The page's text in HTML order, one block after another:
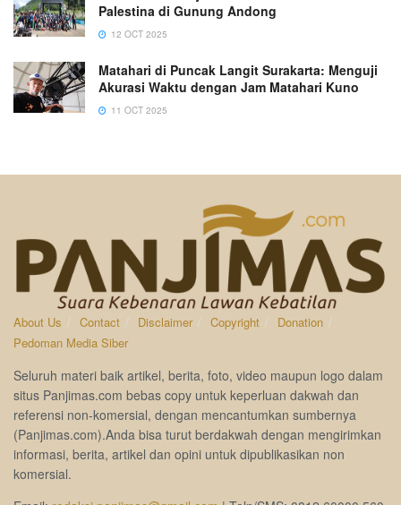
Palestina di Gunung Andong
12 OCT 2025
Matahari di Puncak Langit Surakarta: Menguji
Akurasi Waktu dengan Jam Matahari Kuno
11 OCT 2025
About Us Contact Disclaimer Copyright
Donation
Pedoman Media Siber
Seluruh materi baik artikel, berita, foto, video maupun logo dalam
situs Panjimas.com bebas copy untuk keperluan dakwah dan
referensi non-komersial, dengan mencantumkan sumbernya
(Panjimas.com).Anda bisa turut berdakwah dengan mengirimkan
informasi, berita, artikel dan opini untuk dipublikasikan non
komersial.